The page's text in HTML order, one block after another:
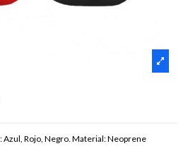
Rojo, Negro. Material: Neoprene